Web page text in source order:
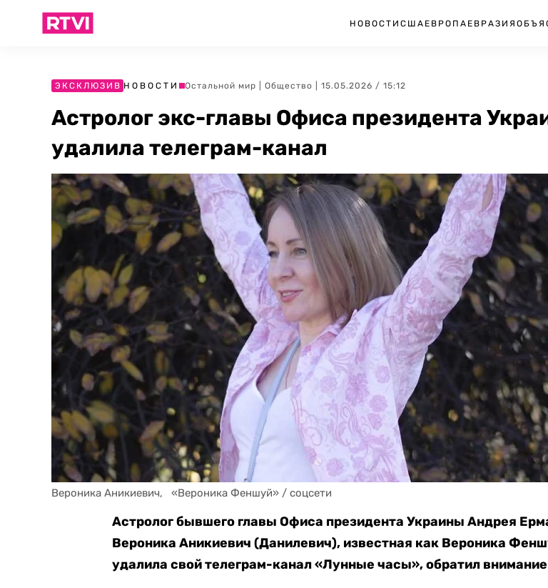
НОВОСТИ США ЕВРОПА ЕВРАЗИЯ
ЭКСКЛЮЗИВ НОВОСТИ Остальной мир Общество | 15.05.2026 / 15:12
Астролог экс-главы Офиса президента
удалила телеграм-канал
Вероника Аникиевич,   «Вероника Феншуй» / соцсети
Астролог бывшего главы Офиса президента Украины Андрея
Вероника Аникиевич (Данилевич), известная как Вероника
удалила свой телеграм-канал «Лунные часы», обратил внимание